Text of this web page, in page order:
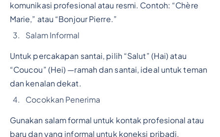
komunikasi profesional atau resmi. Contoh: “Chère
Marie,” atau “Bonjour Pierre.”
Salam Informal
Untuk percakapan santai, pilih “Salut” (Hai) atau
“Coucou” (Hei) —ramah dan santai, ideal untuk teman
dan kenalan dekat.
Cocokkan Penerima
Gunakan salam formal untuk kontak profesional atau
baru dan yang informal untuk koneksi pribadi.